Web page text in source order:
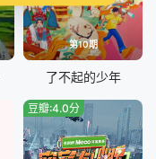
第20260805期
第10期
了不起的少年
豆瓣:4.0分